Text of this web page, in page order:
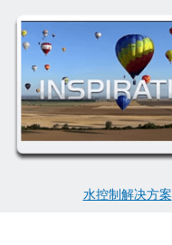
水控制解决方案